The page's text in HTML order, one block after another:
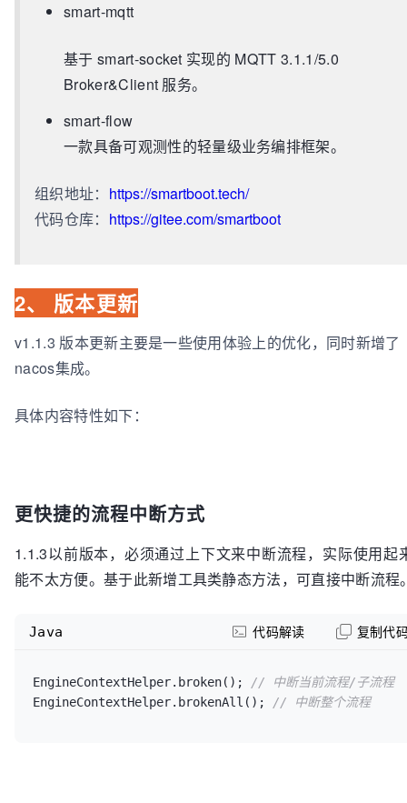
smart-mqtt
基于 smart-socket 实现的 MQTT 3.1.1/5.0
Broker&Client 服务。
smart-flow
一款具备可观测性的轻量级业务编排框架。
组织地址： https://smartboot.tech/
代码仓库： https://gitee.com/smartboot
2、 版本更新
v1.1.3 版本更新主要是一些使用体验上的优化，同时新增了
nacos集成。
具体内容特性如下：
更快捷的流程中断方式
1.1.3以前版本，必须通过上下文来中断流程，实际使用起
能不太方便。基于此新增工具类静态方法，可直接中断流程
EngineContextHelper.broken();
// 中断当前流程/子流程
EngineContextHelper.brokenAll();
// 中断整个流程
Java 代码解读 复制代